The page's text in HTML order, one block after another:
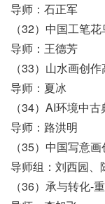
导师：石正军
（32）中国工笔
导师：王德芳
（33）山水画创
导师：夏冰
（34）AI环境中
导师：路洪明
（35）中国写意
导师组：刘西园、
（36）承与转化-